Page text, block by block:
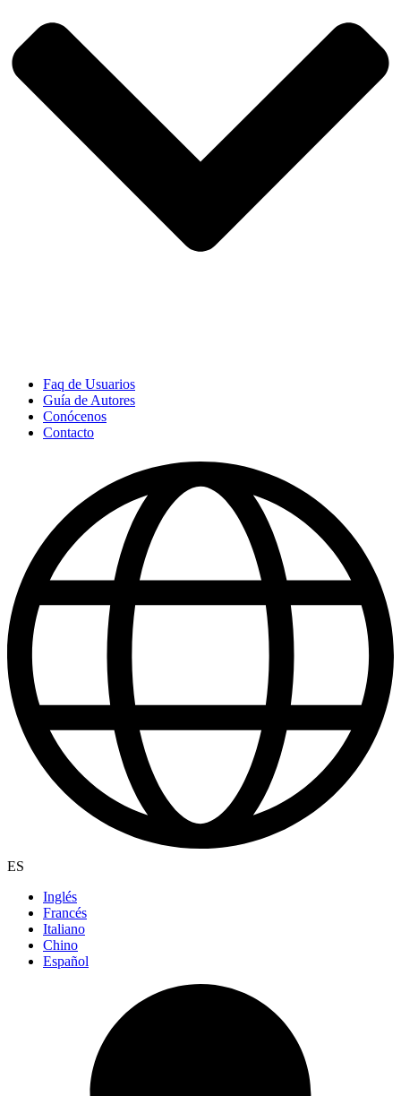
Faq de Usuarios
Guía de Autores
Conócenos
Contacto
ES
Inglés
Francés
Italiano
Chino
Español